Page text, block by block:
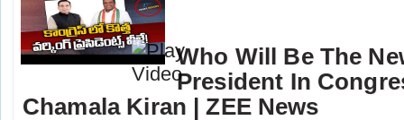
Who Will Be The
President In
Chamala Kiran | ZEE News